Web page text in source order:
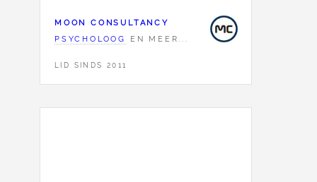
MOON CONSULTANCY
PSYCHOLOOG
EN MEER...
LID SINDS 2011